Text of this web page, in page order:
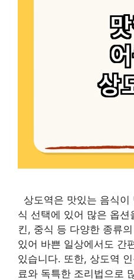
상도역은 맛있는 음식
식 선택에 있어 많은 옵션
킨, 중식 등 다양한 종류
있어 바쁜 일상에서도 간
있습니다. 또한, 상도역
료와 독특한 조리법으로